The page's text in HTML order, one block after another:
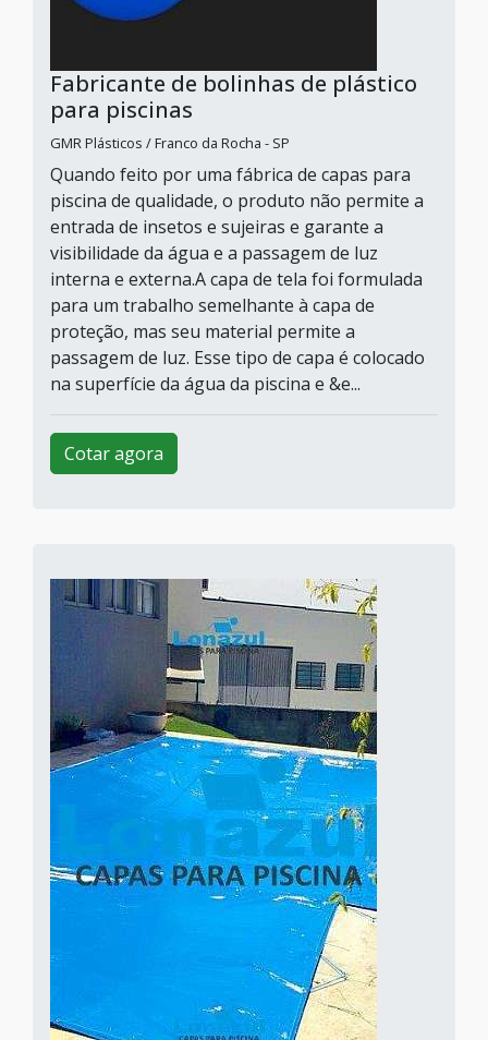
Fabricante de bolinhas de plástico
para piscinas
GMR Plásticos / Franco da Rocha - SP
Quando feito por uma fábrica de capas para
piscina de qualidade, o produto não permite a
entrada de insetos e sujeiras e garante a
visibilidade da água e a passagem de luz
interna e externa.A capa de tela foi formulada
para um trabalho semelhante à capa de
proteção, mas seu material permite a
passagem de luz. Esse tipo de capa é colocado
na superfície da água da piscina e &e...
Cotar agora